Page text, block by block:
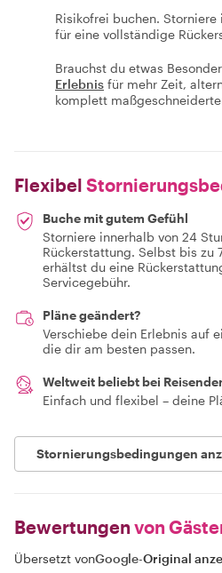
Risikofrei buchen.
für eine vollständige
Brauchst du etwas
Erlebnis für mehr Zeit,
komplett
Flexibel
Buche mit gutem Gefühl
Storniere innerhalb von 24
Rückerstattung. Selbst bis zu
erhältst du eine
Servicegebühr.
Pläne geändert?
Verschiebe dein Erlebnis auf
die dir am besten passen.
Weltweit beliebt bei
Einfach und flexibel – deine
Stornierungsbedingungen
Bewertungen von
Übersetzt vonGoogle-Original